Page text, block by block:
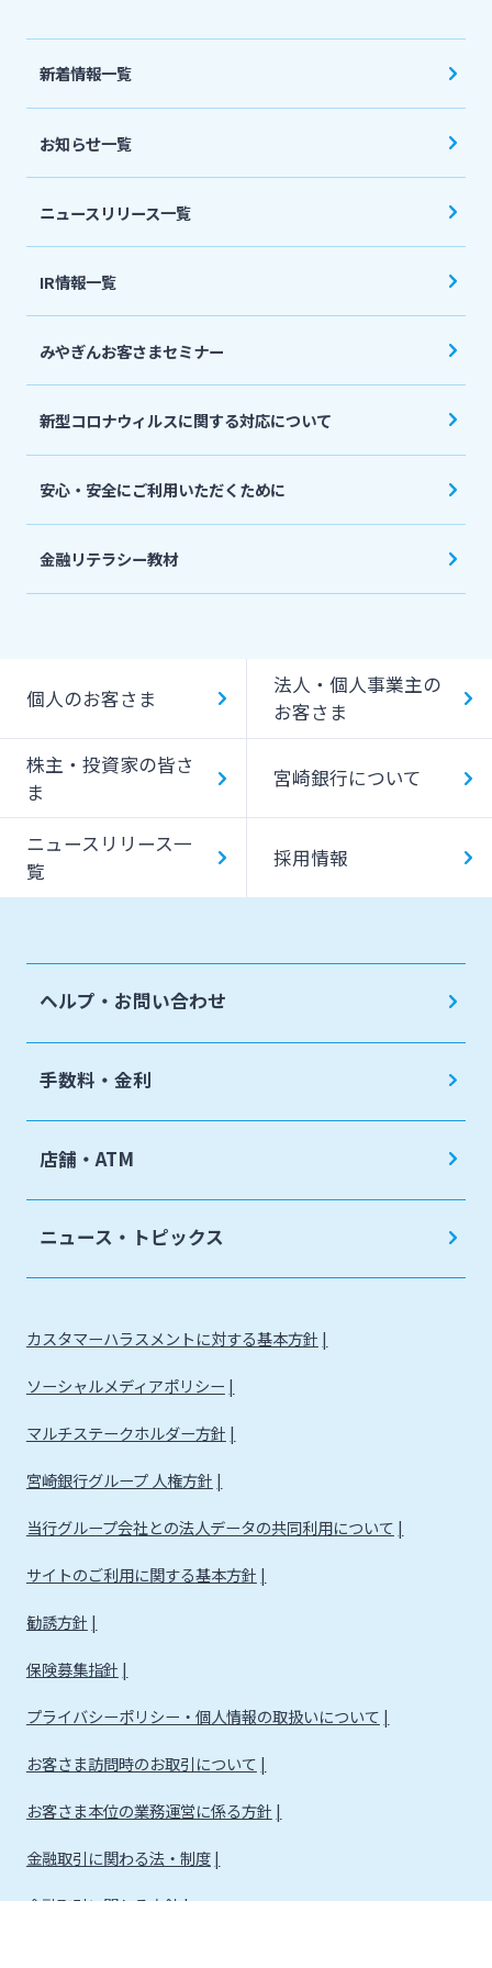
株主・投資家の皆さま
ニュースリリース一覧
採用情報
新着情報一覧
お知らせ一覧
ニュースリリース一覧
IR情報一覧
みやぎんお客さまセミナー
新型コロナウィルスに関する対応について
安心・安全にご利用いただくために
金融リテラシー教材
個人のお客さま
法人・個人事業主の
お客さま
株主・投資家の皆さ
ま
宮崎銀行について
ニュースリリース一
覧
採用情報
ヘルプ・お問い合わせ
手数料・金利
店舗・ATM
ニュース・トピックス
カスタマーハラスメントに対する基本方針
ソーシャルメディアポリシー
マルチステークホルダー方針
宮崎銀行グループ 人権方針
当行グループ会社との法人データの共同利用について
サイトのご利用に関する基本方針
勧誘方針
保険募集指針
プライバシーポリシー・個人情報の取扱いについて
お客さま訪問時のお取引について
お客さま本位の業務運営に係る方針
金融取引に関わる法・制度
金融取引に関わる方針